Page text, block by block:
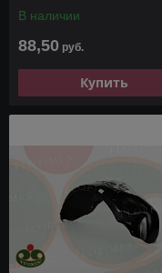
В наличии
88,50 руб.
Купить